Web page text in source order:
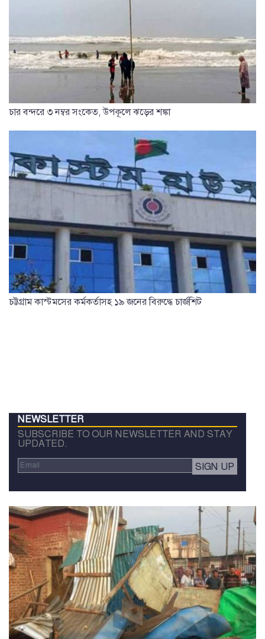
চার বন্দরে ৩ নম্বর সংকেত, উপকূলে ঝড়ের শঙ্কা
চট্টগ্রাম কাস্টমসের কর্মকর্তাসহ ১৯ জনের বিরুদ্ধে চার্জশিট
NEWSLETTER
SUBSCRIBE TO OUR NEWSLETTER AND STAY
UPDATED.